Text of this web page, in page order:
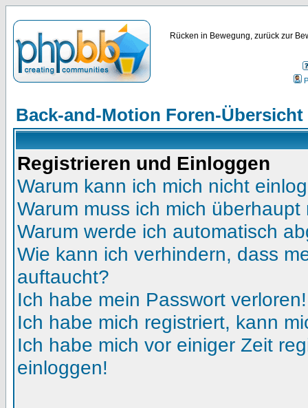
Rücken in Bewegung, zurück zur
Back-and-Motion Foren-Übersicht
Registrieren und Einloggen
Warum kann ich mich nicht
Warum muss ich mich überhaupt
Warum werde ich automatisch
Wie kann ich verhindern, dass
auftaucht?
Ich habe mein Passwort verloren!
Ich habe mich registriert, kann
Ich habe mich vor einiger Zeit
einloggen!